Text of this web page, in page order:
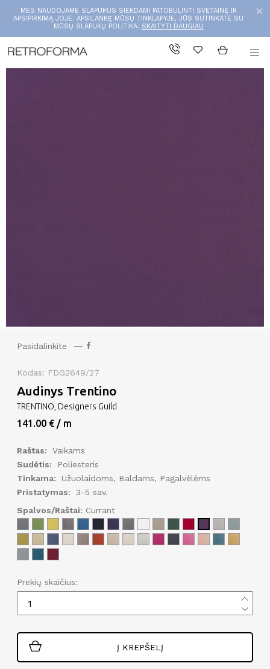
MES NAUDOJAME SLAPUKUS SIEKDAMI PATOBULINTI SVETAINĘ IR
APSIPIRKIMĄ JOJE. APSILANKĘ MŪSŲ TINKLAPYJE, JŪS SUTINKATE SU
MŪSŲ SLAPUKŲ POLITIKA. SKAITYTI DAUGIAU
Pasidalinkite
Kodas: FDG2649/27
Audinys Trentino
TRENTINO, Designers Guild
141.00 € / m
Raštas:
Vaikams
Sudėtis:
Poliesteris
Tinkama:
Užuolaidoms, Baldams, Pagalvėlėms
Pristatymas:
3-5 sav.
Spalvos/Raštai: Currant
Prekių skaičius:
Į KREPŠELĮ